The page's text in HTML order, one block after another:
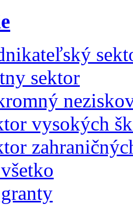
sektor
vysokých